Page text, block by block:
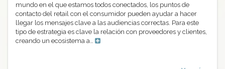
mundo en el que estamos todos conectados, los puntos de
contacto del retail con el consumidor pueden ayudar a hacer
llegar los mensajes clave a las audiencias correctas. Para este
tipo de estrategia es clave la relación con proveedores y clientes,
creando un ecosistema a…